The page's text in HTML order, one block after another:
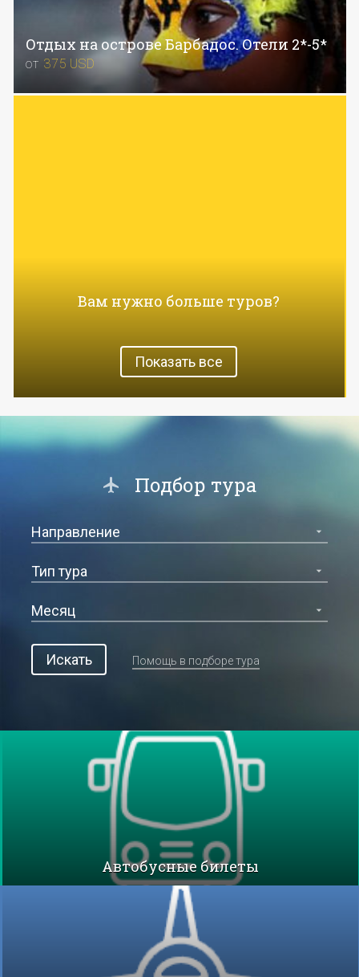
Отдых на острове Барбадос. Отели 2*-5*
от 375 USD
Вам нужно больше туров?
Показать все
Подбор тура
Искать Помощь в подборе тура
Автобусные билеты